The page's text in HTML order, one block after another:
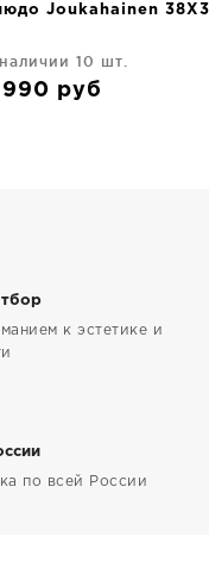
Joukahainen
10 шт.
990 руб
к эстетике и
по всей России